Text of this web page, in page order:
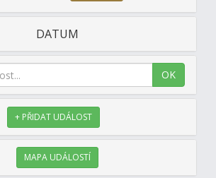
DATUM
OK
+ PŘIDAT UDÁLOST
MAPA UDÁLOSTÍ